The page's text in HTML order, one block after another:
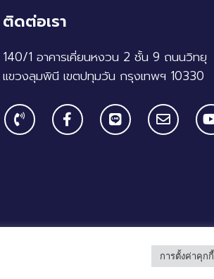
ติดต่อเรา
140/1 อาคารเคี่ยนหงวน 2 ชั้น 9 ถนนวิทยุ
แขวงลุมพินี เขตปทุมวัน กรุงเทพฯ 10330
การตั้งค่าคุกกี้